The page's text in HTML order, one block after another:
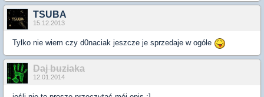
TSUBA
15.12.2013
Tylko nie wiem czy d0naciak jeszcze je sprzedaje w ogóle
Daj buziaka
12.01.2014